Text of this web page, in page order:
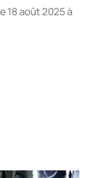
18 août 2025 à